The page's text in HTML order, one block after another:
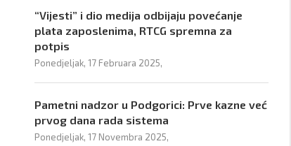
“Vijesti” i dio medija odbijaju povećanje
plata zaposlenima, RTCG spremna za
potpis
Ponedjeljak, 17 Februara 2025,
Pametni nadzor u Podgorici: Prve kazne već
prvog dana rada sistema
Ponedjeljak, 17 Novembra 2025,